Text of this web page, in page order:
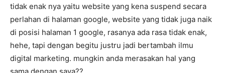
tidak enak nya yaitu website yang kena suspend secara
perlahan di halaman google, website yang tidak juga naik
di posisi halaman 1 google, rasanya ada rasa tidak enak,
hehe, tapi dengan begitu justru jadi bertambah ilmu
digital marketing. mungkin anda merasakan hal yang